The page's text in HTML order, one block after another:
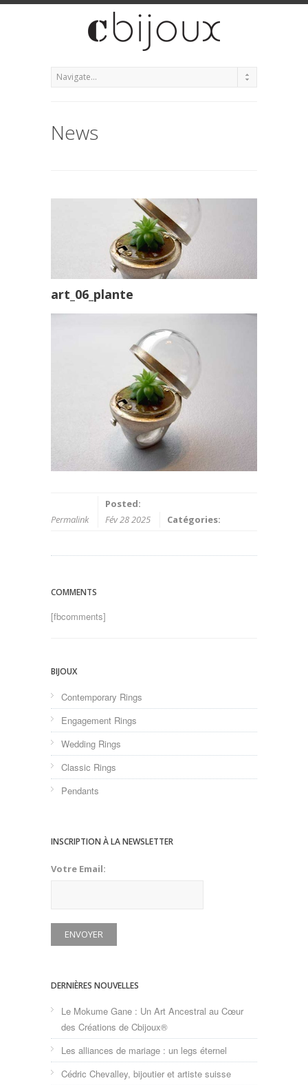
News
art_06_plante
Permalink
Posted:
Fév 28 2025
Catégories:
COMMENTS
[fbcomments]
BIJOUX
Contemporary Rings
Engagement Rings
Wedding Rings
Classic Rings
Pendants
INSCRIPTION À LA NEWSLETTER
Votre Email:
DERNIÈRES NOUVELLES
Le Mokume Gane : Un Art Ancestral au Cœur
des Créations de Cbijoux®
Les alliances de mariage : un legs éternel
Cédric Chevalley, bijoutier et artiste suisse